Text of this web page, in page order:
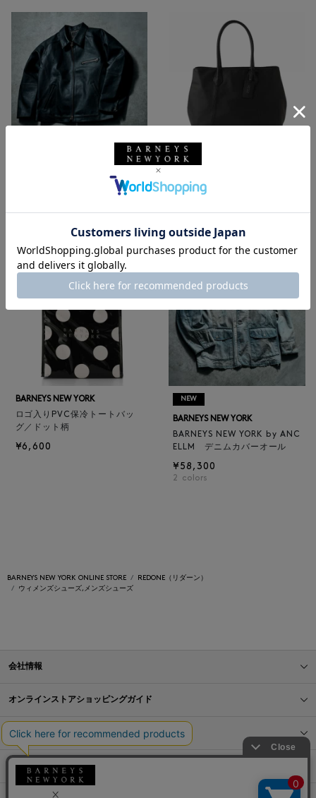
BARNEYS NEW YORK by ANC
BARNEYS NEW YORK
¥47,300
BARNEYS NEW YORK
ロゴ入りPVC保冷トートバッ
グ／ドット柄
¥6,600
NEW
BARNEYS NEW YORK
BARNEYS NEW YORK by ANC
ELLM デニムカバーオール
¥58,300
2 colors
BARNEYS NEW YORK ONLINE STORE
REDONE（リダーン）
ウィメンズシューズ,メンズシューズ
会社情報
オンラインストアショッピングガイド
店舗情報
サービス